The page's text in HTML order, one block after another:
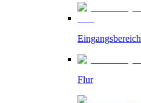
Eingangsbereich
Flur